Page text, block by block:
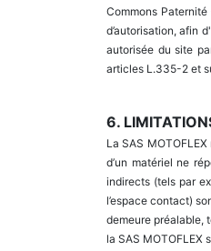
Commons
d’autorisation, afin
autorisée du site
articles L.335-2 et
6.
La SAS
d’un matériel ne
indirects (tels par
l’espace contact)
demeure préalable,
la SAS